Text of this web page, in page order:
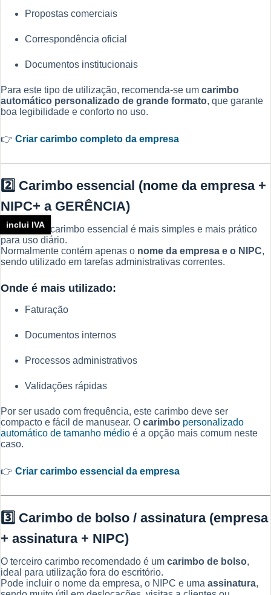
Propostas comerciais
Correspondência oficial
Documentos institucionais
Para este tipo de utilização, recomenda-se um carimbo
automático personalizado de grande formato, que garante
boa legibilidade e conforto no uso.
👉 Criar carimbo completo da empresa
2️⃣ Carimbo essencial (nome da empresa +
NIPC+ a GERÊNCIA)
O segundo carimbo essencial é mais simples e mais prático
para uso diário.
Normalmente contém apenas o nome da empresa e o NIPC,
sendo utilizado em tarefas administrativas correntes.
Onde é mais utilizado:
Faturação
Documentos internos
Processos administrativos
Validações rápidas
Por ser usado com frequência, este carimbo deve ser
compacto e fácil de manusear. O carimbo personalizado
automático de tamanho médio é a opção mais comum neste
caso.
👉 Criar carimbo essencial da empresa
3️⃣ Carimbo de bolso / assinatura (empresa
+ assinatura + NIPC)
O terceiro carimbo recomendado é um carimbo de bolso,
ideal para utilização fora do escritório.
Pode incluir o nome da empresa, o NIPC e uma assinatura,
inclui IVA